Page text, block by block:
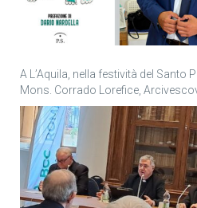
A L’Aquila, nella festività del Santo
Mons. Corrado Lorefice,